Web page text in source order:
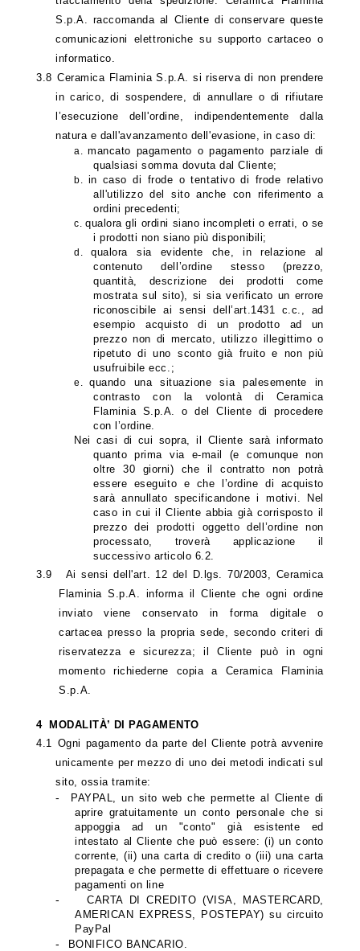
S.p.A. raccomanda al Cliente di conservare queste
comunicazioni elettroniche su supporto cartaceo o
informatico.
3.8 Ceramica Flaminia S.p.A. si riserva di non prendere
in carico, di sospendere, di annullare o di rifiutare
l’esecuzione dell'ordine, indipendentemente dalla
natura e dall'avanzamento dell'evasione, in caso di:
a.mancato pagamento o pagamento parziale di
qualsiasi somma dovuta dal Cliente;
b. in caso di frode o tentativo di frode relativo
all'utilizzo del sito anche con riferimento a
ordini precedenti;
c. qualora gli ordini siano incompleti o errati, o se
i prodotti non siano più disponibili;
d.qualora sia evidente che, in relazione al
contenuto dell’ordine stesso (prezzo,
quantità, descrizione dei prodotti come
mostrata sul sito), si sia verificato un errore
riconoscibile ai sensi dell’art.1431 c.c., ad
esempio acquisto di un prodotto ad un
prezzo non di mercato, utilizzo illegittimo o
ripetuto di uno sconto già fruito e non più
usufruibile ecc.;
e. quando una situazione sia palesemente in
contrasto con la volontà di Ceramica
Flaminia S.p.A. o del Cliente di procedere
con l’ordine.
Nei casi di cui sopra, il Cliente sarà informato
quanto prima via e-mail (e comunque non
oltre 30 giorni) che il contratto non potrà
essere eseguito e che l’ordine di acquisto
sarà annullato specificandone i motivi. Nel
caso in cui il Cliente abbia già corrisposto il
prezzo dei prodotti oggetto dell’ordine non
processato, troverà applicazione il
successivo articolo 6.2.
3.9
Ai sensi dell'art. 12 del D.lgs. 70/2003, Ceramica
Flaminia S.p.A. informa il Cliente che ogni ordine
inviato viene conservato in forma digitale o
cartacea presso la propria sede, secondo criteri di
riservatezza e sicurezza; il Cliente può in ogni
momento richiederne copia a Ceramica Flaminia
S.p.A.
4
MODALITÀ’ DI PAGAMENTO
4.1
Ogni pagamento da parte del Cliente potrà avvenire
unicamente per mezzo di uno dei metodi indicati sul
sito, ossia tramite:
-
PAYPAL, un sito web che permette al Cliente di
aprire gratuitamente un conto personale che si
appoggia ad un "conto" già esistente ed
intestato al Cliente che può essere: (i) un conto
corrente, (ii) una carta di credito o (iii) una carta
prepagata e che permette di effettuare o ricevere
pagamenti on line
-
CARTA DI CREDITO (VISA, MASTERCARD,
AMERICAN EXPRESS, POSTEPAY) su circuito
PayPal
- BONIFICO BANCARIO